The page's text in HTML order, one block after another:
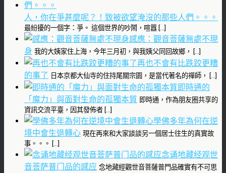
人，你在爭甚麼呢？！致被欲望淹沒的那些人們。。。
最紛擾的一個字：爭。 這個世界的吵鬧，喧囂 […]
感應：觀音菩薩無處不現
身 我的大姨家住上海，今年三月初，與我姨父同回故鄉， […]
再也不會有比跌跤更糟
的事了 日本京都大仙寺的住持尾關宗園，是當代著名的禪師， […]
即時通的
「魔力」與面對生命的孤獨本質 即時通，作為朋友圈共享的
資訊交流平臺，因其發佈者 […]
學佛多年為何在逆
境中會生退轉心 現在再來和大家談談另一個居士往生的真實故
事。。。 […]
念诵地藏经观世
音菩萨普门品的感应 念地藏經觀世音菩薩普門品確實有不可思